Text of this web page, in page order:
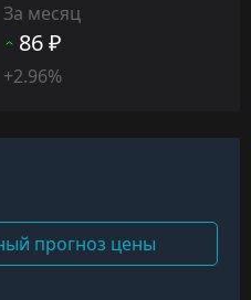
За месяц
86 ₽
+2.96%
прогноз цены